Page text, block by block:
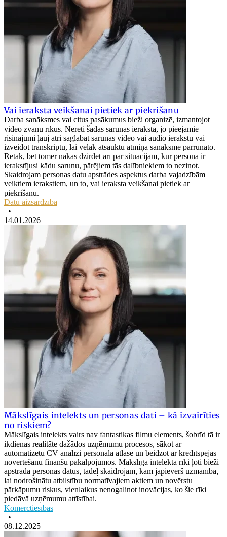
Vai ieraksta veikšanai pietiek ar piekrišanu
Darba sanāksmes vai citus pasākumus bieži organizē, izmantojot
video zvanu rīkus. Nereti šādas sarunas ieraksta, jo pieejamie
risinājumi ļauj ātri saglabāt sarunas video vai audio ierakstu vai
izveidot transkriptu, lai vēlāk atsauktu atmiņā sanāksmē pārrunāto.
Retāk, bet tomēr nākas dzirdēt arī par situācijām, kur persona ir
ierakstījusi kādu sarunu, pārējiem tās dalībniekiem to nezinot.
Skaidrojam personas datu apstrādes aspektus darba vajadzībām
veiktiem ierakstiem, un to, vai ieraksta veikšanai pietiek ar
piekrišanu.
Datu aizsardzība
•
14.01.2026
Mākslīgais intelekts un personas dati – kā izvairīties
no riskiem?
Mākslīgais intelekts vairs nav fantastikas filmu elements, šobrīd tā ir
ikdienas realitāte dažādos uzņēmumu procesos, sākot ar
automatizētu CV analīzi personāla atlasē un beidzot ar kredītspējas
novērtēšanu finanšu pakalpojumos. Mākslīgā intelekta rīki ļoti bieži
apstrādā personas datus, tādēļ skaidrojam, kam jāpievērš uzmanība,
lai nodrošinātu atbilstību normatīvajiem aktiem un novērstu
pārkāpumu riskus, vienlaikus nenogalinot inovācijas, ko šie rīki
piedāvā uzņēmumu attīstībai.
Komerctiesības
•
08.12.2025